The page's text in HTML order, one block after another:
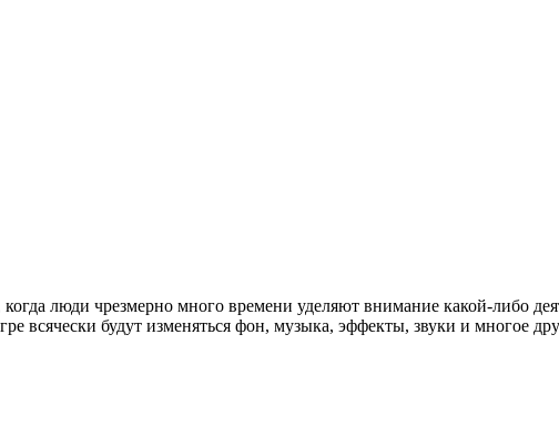
люди чрезмерно много времени уделяют внимание какой-либо
всячески будут изменяться фон, музыка, эффекты, звуки и многое